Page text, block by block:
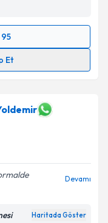
95
Et
bilgilendireceğiz.
ilişkin
Devamı
Haritada Göster